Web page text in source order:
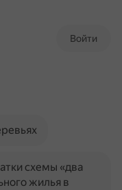
Войти
схемы «два
жилья в